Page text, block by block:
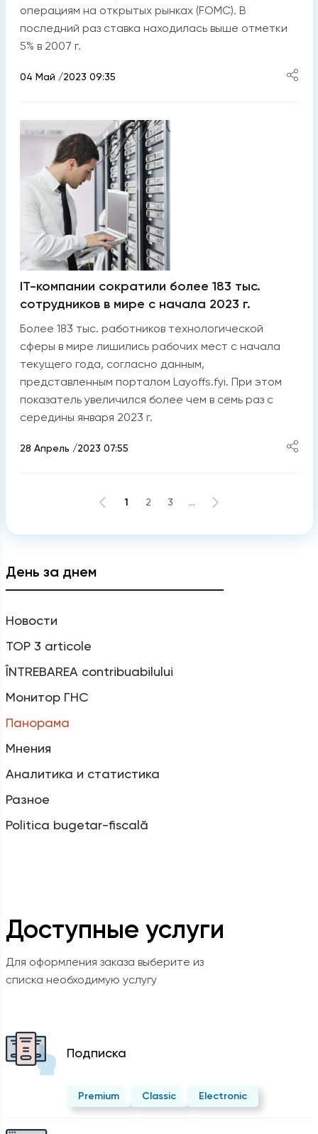
День за днем
Новости
TOP 3 articole
ÎNTREBAREA contribuabilului
Монитор ГНС
Панорама
Мнения
Аналитика и статистика
Разное
Politica bugetar-fiscală
Доступные услуги
Для оформления заказа выберите из
списка необходимую услугу
Подписка
Premium Classic Electronic
операциям на открытых рынках (FOMC). В
последний раз ставка находилась выше отметки
5% в 2007 г.
04 Май /2023 09:35
IT-компании сократили более 183 тыс.
сотрудников в мире с начала 2023 г.
Более 183 тыс. работников технологической
сферы в мире лишились рабочих мест с начала
текущего года, согласно данным,
представленным порталом Layoffs.fyi. При этом
показатель увеличился более чем в семь раз с
середины января 2023 г.
28 Апрель /2023 07:55
1 2 3 ...